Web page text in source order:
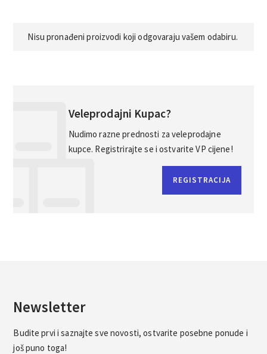
Nisu pronađeni proizvodi koji odgovaraju vašem odabiru.
Veleprodajni Kupac?
Nudimo razne prednosti za veleprodajne
kupce. Registrirajte se i ostvarite VP cijene!
REGISTRACIJA
Newsletter
Budite prvi i saznajte sve novosti, ostvarite posebne ponude i
još puno toga!